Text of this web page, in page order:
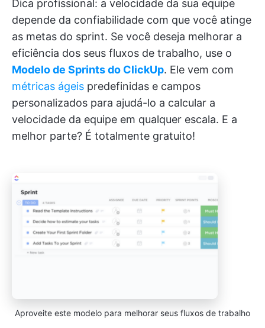
Dica profissional: a velocidade da sua equipe
depende da confiabilidade com que você atinge
as metas do sprint. Se você deseja melhorar a
eficiência dos seus fluxos de trabalho, use o
Modelo de Sprints do ClickUp. Ele vem com
métricas ágeis predefinidas e campos
personalizados para ajudá-lo a calcular a
velocidade da equipe em qualquer escala. E a
melhor parte? É totalmente gratuito!
Aproveite este modelo para melhorar seus fluxos de trabalho